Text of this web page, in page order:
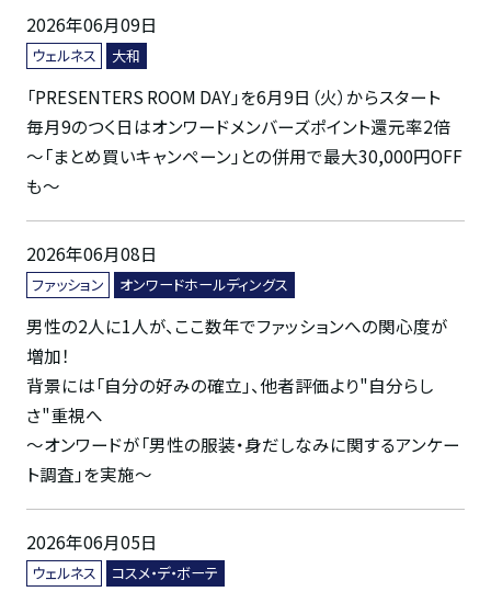
2026年06月09日
ウェルネス 大和
「PRESENTERS ROOM DAY」を6月9日（火）からスタート
毎月9のつく日はオンワードメンバーズポイント還元率2倍
～「まとめ買いキャンペーン」との併用で最大30,000円OFF
も～
2026年06月08日
ファッション オンワードホールディングス
男性の2人に1人が、ここ数年でファッションへの関心度が
増加！
背景には「自分の好みの確立」、他者評価より"自分らし
さ"重視へ
～オンワードが「男性の服装・身だしなみに関するアンケー
ト調査」を実施～
2026年06月05日
ウェルネス コスメ・デ・ボーテ